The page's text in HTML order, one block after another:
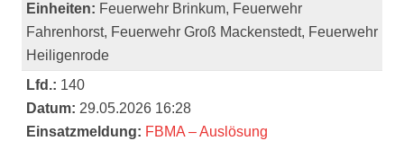
Einheiten: Feuerwehr Brinkum, Feuerwehr
Fahrenhorst, Feuerwehr Groß Mackenstedt, Feuerwehr
Heiligenrode
Lfd.: 140
Datum: 29.05.2026 16:28
Einsatzmeldung: FBMA – Auslösung